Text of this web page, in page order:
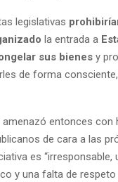
legislativas
la entrada a
sus bienes y
de forma
amenazó entonces con
de cara a las
es “irresponsable,
y una falta de